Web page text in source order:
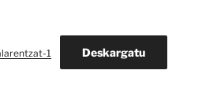
1 Deskargatu